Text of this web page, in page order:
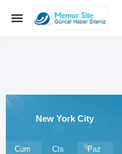
New York City
Cum Cts Paz